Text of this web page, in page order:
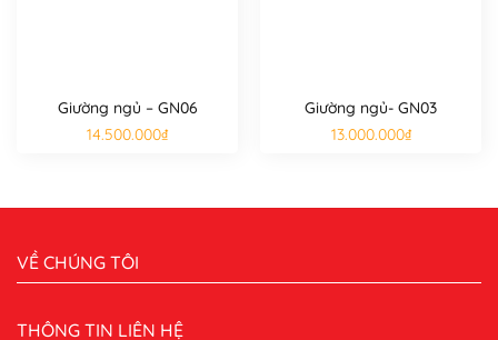
Giường ngủ – GN06
14.500.000₫
Giường ngủ- GN03
13.000.000₫
VỀ CHÚNG TÔI
THÔNG TIN LIÊN HỆ